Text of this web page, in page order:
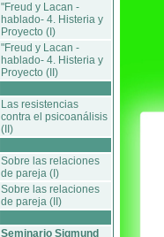
"Freud y Lacan -
hablado- 4. Histeria y
Proyecto (I)
"Freud y Lacan -
hablado- 4. Histeria y
Proyecto (II)
Las resistencias
contra el psicoanálisis
(II)
Sobre las relaciones
de pareja (I)
Sobre las relaciones
de pareja (II)
Seminario Sigmund